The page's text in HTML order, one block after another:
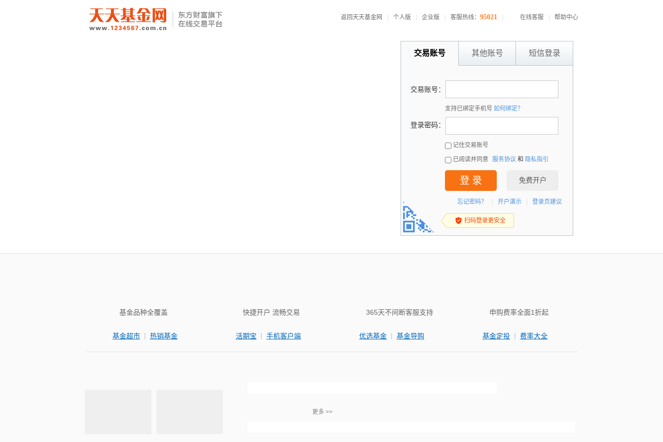
返回天天基金网 个人版 企业版 客服热线： 95021 在线客服 帮助中心
交易账号 其他账号 短信登录
交易账号：
支持已绑定手机号 如何绑定？
登录密码：
记住交易账号
已阅读并同意 服务协议 和 隐私指引
登 录 免费开户
忘记密码？ 开户演示 登录页建议
扫码登录更安全
基金品种全覆盖
基金超市 | 热销基金
快捷开户 流畅交易
活期宝 | 手机客户端
365天不间断客服支持
优选基金 | 基金导购
申购费率全面1折起
基金定投 | 费率大全
更多 >>